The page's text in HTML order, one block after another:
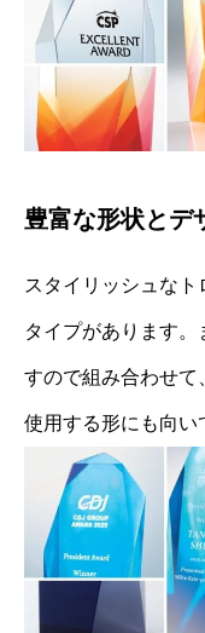
豊富な形状とデ
スタイリッシュな
タイプがあります。
すので組み合わせて
使用する形にも向い